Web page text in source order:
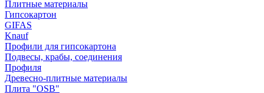
Плитные материалы
Гипсокартон
GIFAS
Knauf
Профили для гипсокартона
Подвесы, крабы, соединения
Профиля
Древесно-плитные материалы
Плита "OSB"